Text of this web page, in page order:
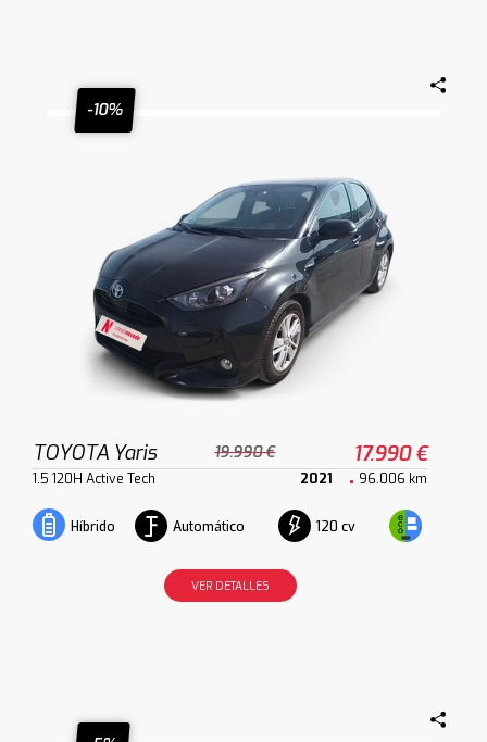
-10%
TOYOTA Yaris 19.990 € 17.990 €
1.5 120H Active Tech 2021 96.006 km
Híbrido Automático 120 cv
VER DETALLES